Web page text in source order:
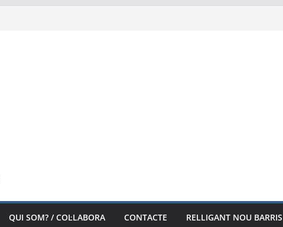
QUI SOM? / COL·LABORA CONTACTE RELLIGANT NOU BARRIS